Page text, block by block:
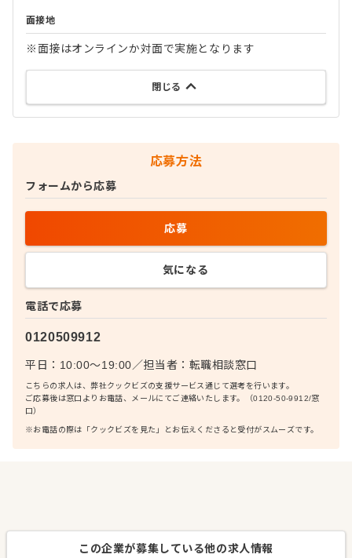
面接地
※面接はオンラインか対面で実施となります
閉じる
応募方法
電話で応募
0120509912
平日：10:00〜19:00／担当者： 転職相談窓口
こちらの求人は、弊社クックビズの支援サービス通じて選考を行います。
ご応募後は窓口よりお電話、メールにてご連絡いたします。（0120-50-9912/窓
口）
※お電話の際は「クックビズを見た」とお伝えくださると受付がスムーズです。
フォームから応募
応募
気になる
この企業が募集している他の求人情報